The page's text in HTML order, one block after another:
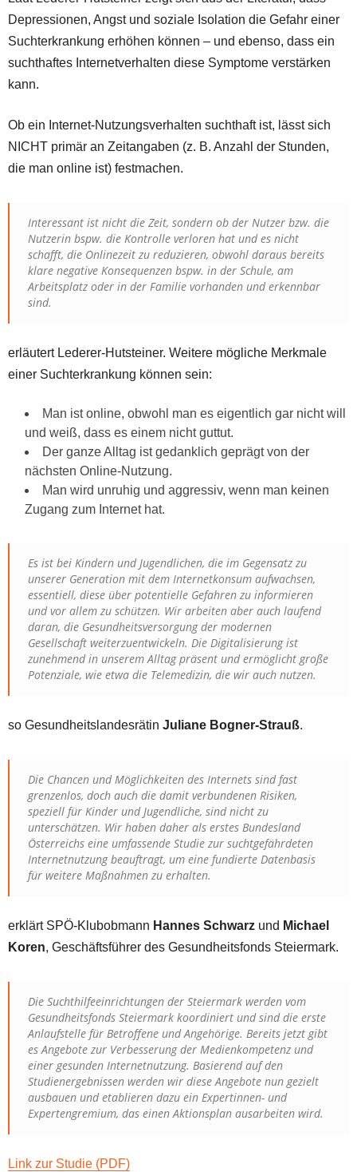
Depressionen, Angst und soziale Isolation die Gefahr einer
Suchterkrankung erhöhen können – und ebenso, dass ein
suchthaftes Internetverhalten diese Symptome verstärken
kann.
Ob ein Internet-Nutzungsverhalten suchthaft ist, lässt sich
NICHT primär an Zeitangaben (z. B. Anzahl der Stunden,
die man online ist) festmachen.
Interessant ist nicht die Zeit, sondern ob der Nutzer bzw. die
Nutzerin bspw. die Kontrolle verloren hat und es nicht
schafft, die Onlinezeit zu reduzieren, obwohl daraus bereits
klare negative Konsequenzen bspw. in der Schule, am
Arbeitsplatz oder in der Familie vorhanden und erkennbar
sind.
erläutert Lederer-Hutsteiner. Weitere mögliche Merkmale
einer Suchterkrankung können sein:
Man ist online, obwohl man es eigentlich gar nicht will
und weiß, dass es einem nicht guttut.
Der ganze Alltag ist gedanklich geprägt von der
nächsten Online-Nutzung.
Man wird unruhig und aggressiv, wenn man keinen
Zugang zum Internet hat.
Es ist bei Kindern und Jugendlichen, die im Gegensatz zu
unserer Generation mit dem Internetkonsum aufwachsen,
essentiell, diese über potentielle Gefahren zu informieren
und vor allem zu schützen. Wir arbeiten aber auch laufend
daran, die Gesundheitsversorgung der modernen
Gesellschaft weiterzuentwickeln. Die Digitalisierung ist
zunehmend in unserem Alltag präsent und ermöglicht große
Potenziale, wie etwa die Telemedizin, die wir auch nutzen.
so Gesundheitslandesrätin Juliane Bogner-Strauß.
Die Chancen und Möglichkeiten des Internets sind fast
grenzenlos, doch auch die damit verbundenen Risiken,
speziell für Kinder und Jugendliche, sind nicht zu
unterschätzen. Wir haben daher als erstes Bundesland
Österreichs eine umfassende Studie zur suchtgefährdeten
Internetnutzung beauftragt, um eine fundierte Datenbasis
für weitere Maßnahmen zu erhalten.
erklärt SPÖ-Klubobmann Hannes Schwarz und Michael
Koren, Geschäftsführer des Gesundheitsfonds Steiermark.
Die Suchthilfeeinrichtungen der Steiermark werden vom
Gesundheitsfonds Steiermark koordiniert und sind die erste
Anlaufstelle für Betroffene und Angehörige. Bereits jetzt gibt
es Angebote zur Verbesserung der Medienkompetenz und
einer gesunden Internetnutzung. Basierend auf den
Studienergebnissen werden wir diese Angebote nun gezielt
ausbauen und etablieren dazu ein Expertinnen- und
Expertengremium, das einen Aktionsplan ausarbeiten wird.
Link zur Studie (PDF)